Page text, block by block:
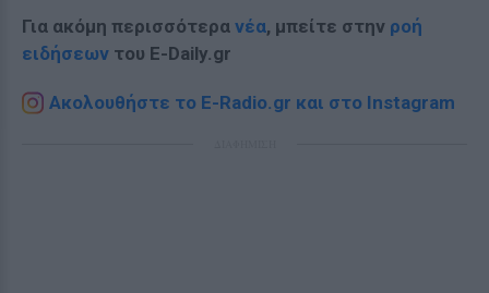
Για ακόμη περισσότερα νέα, μπείτε στην ροή
ειδήσεων του E-Daily.gr
Ακολουθήστε το E-Radio.gr και στο Instagram